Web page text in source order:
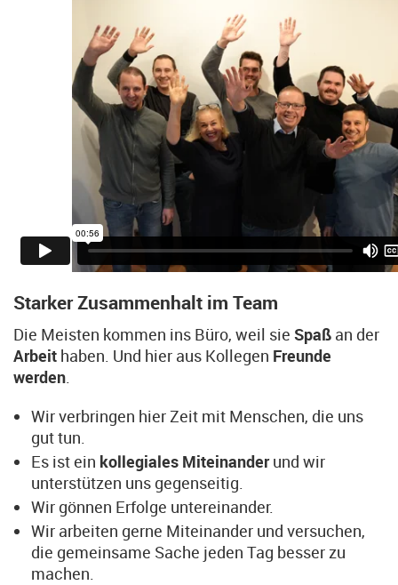
Starker Zusammenhalt im Team
Die Meisten kommen ins Büro, weil sie Spaß an der
Arbeit haben. Und hier aus Kollegen Freunde
werden.
Wir verbringen hier Zeit mit Menschen, die uns
gut tun.
Es ist ein kollegiales Miteinanderund wir
unterstützen uns gegenseitig.
Wir gönnen Erfolge untereinander.
Wir arbeiten gerne Miteinander und versuchen,
die gemeinsame Sache jeden Tag besser zu
machen.